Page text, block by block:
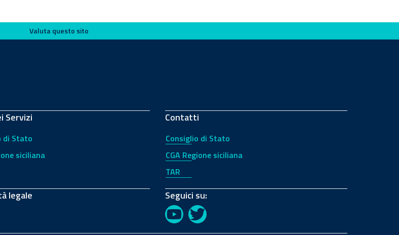
Valuta questo sito
Servizi
di Stato
siciliana
legale
Contatti
Consiglio di Stato
CGA Regione siciliana
TAR
Seguici su:
YouTubeTwitter